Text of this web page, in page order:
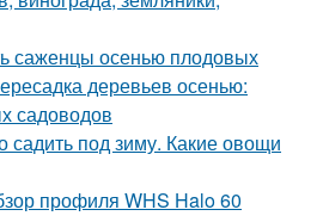
саженцы осенью плодовых
деревьев осенью:
садоводов
под зиму. Какие овощи
профиля WHS Halo 60